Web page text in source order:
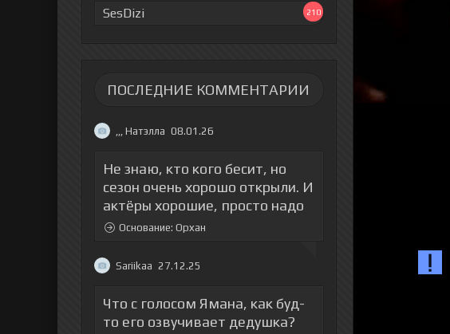
SesDizi 210
ПОСЛЕДНИЕ КОММЕНТАРИИ
,,, Натэлла 08.01.26
Не знаю, кто кого бесит, но
сезон очень хорошо открыли. И
актёры хорошие, просто надо
Основание: Орхан
Sariikaa 27.12.25
Что с голосом Ямана, как буд-
то его озвучивает дедушка?